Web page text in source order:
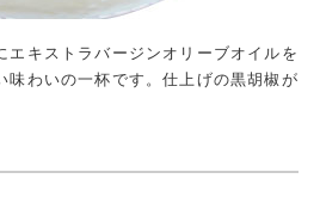
エキストラバージンオリーブオイルを
味わいの一杯です。仕上げの黒胡椒が